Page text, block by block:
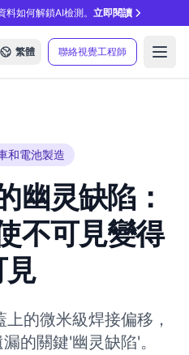
料如何解鎖AI檢測。立即閱讀
繁體 聯絡視覺工程師
和電池製造
幽灵缺陷：
不可見變得
見
的微米級焊接偏移，
的關鍵'幽灵缺陷'。